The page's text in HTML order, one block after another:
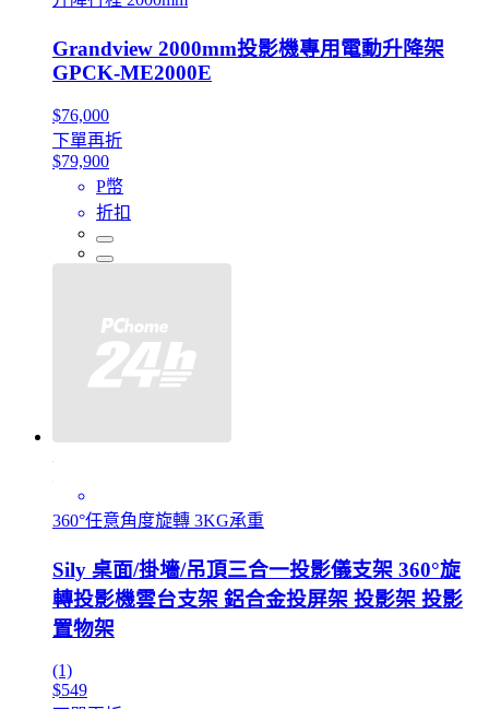
Grandview 2000mm投影機專用電動升降架
GPCK-ME2000E
$76,000
下單再折
$79,900
P幣
折扣
360°任意角度旋轉 3KG承重
Sily 桌面/掛墻/吊頂三合一投影儀支架 360°旋
轉投影機雲台支架 鋁合金投屏架 投影架 投影
置物架
(1)
$549